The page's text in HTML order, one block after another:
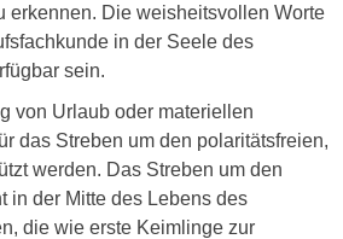
erkennen. Die weisheitsvollen Worte
in der Seele des
sein.
von Urlaub oder materiellen
das Streben um den polaritätsfreien,
werden. Das Streben um den
in der Mitte des Lebens des
die wie erste Keimlinge zur